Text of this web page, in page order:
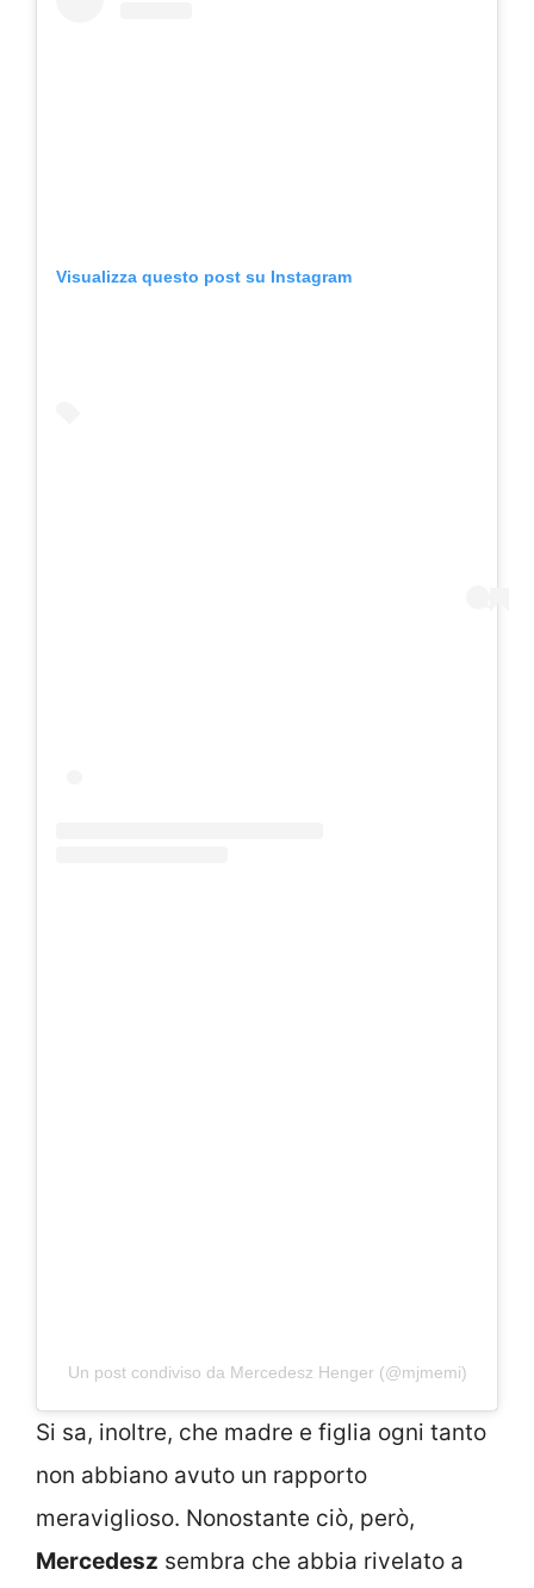
Visualizza questo post su Instagram
Un post condiviso da Mercedesz Henger (@mjmemi)
Si sa, inoltre, che madre e figlia ogni tanto
non abbiano avuto un rapporto
meraviglioso. Nonostante ciò, però,
Mercedesz sembra che abbia rivelato a